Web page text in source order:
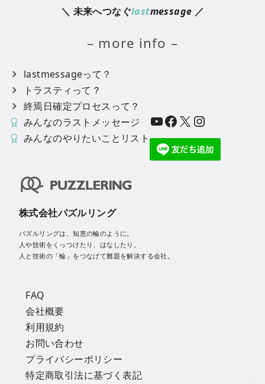
＼ 未来へつなぐlastmessage ／
– more info –
lastmessageって？
トラスティって？
終焉日確定プロセスって？
みんなのラストメッセージ
みんなのやりたいことリスト
YouTube Facebook X Instagram
株式会社パズルリング
パズルリングは、知恵の輪のように。
人や技術をくっつけたり、はなしたり。
人と技術の「輪」をつなげて難題を解決する会社。
FAQ
会社概要
利用規約
お問い合わせ
プライバシーポリシー
特定商取引法に基づく表記